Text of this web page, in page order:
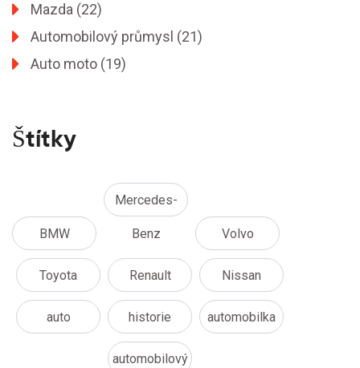
Mazda (22)
Automobilový průmysl (21)
Auto moto (19)
Štítky
BMW
Mercedes-
Benz Volvo
Toyota Renault Nissan
auto historie automobilka
automobilový